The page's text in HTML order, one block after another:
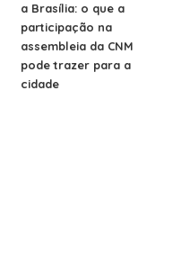
a Brasília: o que a
participação na
assembleia da CNM
pode trazer para a
cidade